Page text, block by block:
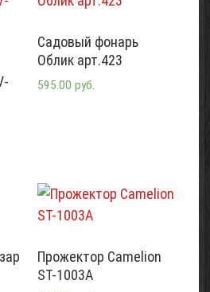
Садовый фонарь
Облик арт.423
595.00 руб.
Прожектор Camelion
ST-1003A